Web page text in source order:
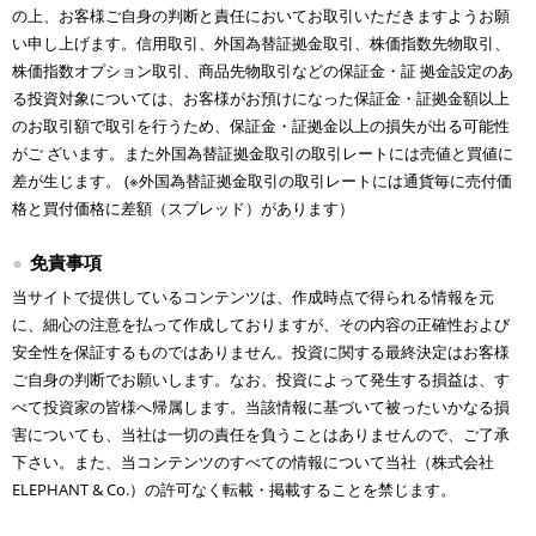
の上、お客様ご自身の判断と責任においてお取引いただきますようお願
い申し上げます。信用取引、外国為替証拠金取引、株価指数先物取引、
株価指数オプション取引、商品先物取引などの保証金・証 拠金設定のあ
る投資対象については、お客様がお預けになった保証金・証拠金額以上
のお取引額で取引を行うため、保証金・証拠金以上の損失が出る可能性
がご ざいます。また外国為替証拠金取引の取引レートには売値と買値に
差が生じます。 (※外国為替証拠金取引の取引レートには通貨毎に売付価
格と買付価格に差額（スプレッド）があります）
免責事項
当サイトで提供しているコンテンツは、作成時点で得られる情報を元
に、細心の注意を払って作成しておりますが、その内容の正確性および
安全性を保証するものではありません。投資に関する最終決定はお客様
ご自身の判断でお願いします。なお、投資によって発生する損益は、す
べて投資家の皆様へ帰属します。当該情報に基づいて被ったいかなる損
害についても、当社は一切の責任を負うことはありませんので、ご了承
下さい。また、当コンテンツのすべての情報について当社（株式会社
ELEPHANT & Co.）の許可なく転載・掲載することを禁じます。